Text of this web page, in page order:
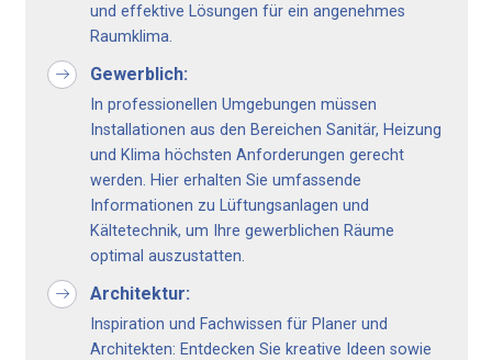
und effektive Lösungen für ein angenehmes
Raumklima.
Gewerblich:
In professionellen Umgebungen müssen
Installationen aus den Bereichen Sanitär, Heizung
und Klima höchsten Anforderungen gerecht
werden. Hier erhalten Sie umfassende
Informationen zu Lüftungsanlagen und
Kältetechnik, um Ihre gewerblichen Räume
optimal auszustatten.
Architektur:
Inspiration und Fachwissen für Planer und
Architekten: Entdecken Sie kreative Ideen sowie